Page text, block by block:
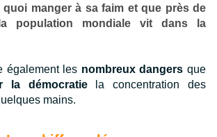
manger à sa faim et que près de
population mondiale vit dans la
également les nombreux dangers que
la démocratie
la concentration des
mains.